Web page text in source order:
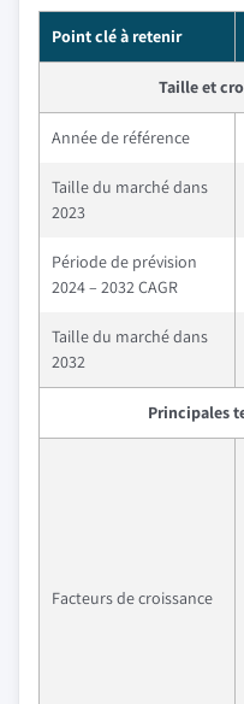
Point clé à retenir
Taille et
Année de référence
Taille du marché dans
2023
Période de prévision
2024 – 2032 CAGR
Taille du marché dans
2032
Principales
Facteurs de croissance